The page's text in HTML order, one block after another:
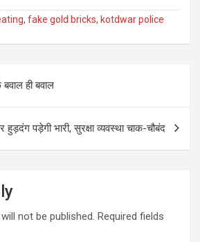
, fake gold bricks, kotdwar police
बवाल ही बवाल
हुड़दंग पड़ेगी भारी, सुरक्षा व्यवस्था चाक-चौबंद
not be published. Required fields